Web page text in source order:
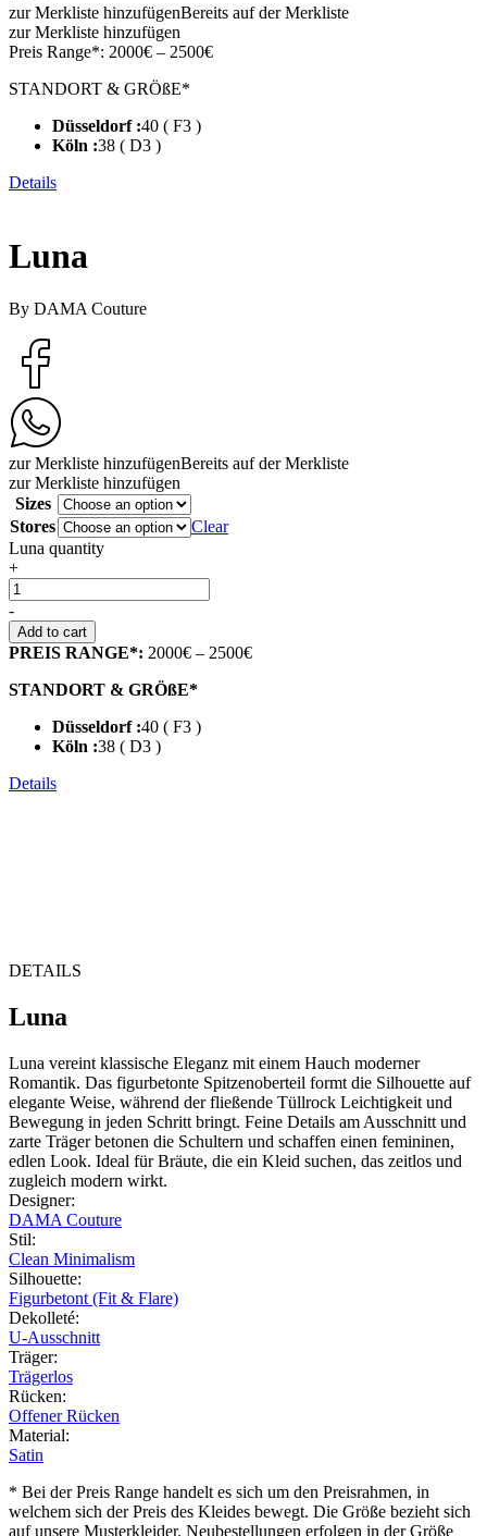
zur Merkliste hinzufügenBereits auf der Merkliste
zur Merkliste hinzufügen
Preis Range*: 2000€ – 2500€
STANDORT & GRÖßE*
Düsseldorf :40 ( F3 )
Köln :38 ( D3 )
Details
Luna
By DAMA Couture
zur Merkliste hinzufügenBereits auf der Merkliste
zur Merkliste hinzufügen
Sizes
Stores
Clear
Luna quantity
+
-
Add to cart
PREIS RANGE*: 2000€ – 2500€
STANDORT & GRÖßE*
Düsseldorf :40 ( F3 )
Köln :38 ( D3 )
Details
DETAILS
Luna
Luna vereint klassische Eleganz mit einem Hauch moderner
Romantik. Das figurbetonte Spitzenoberteil formt die Silhouette auf
elegante Weise, während der fließende Tüllrock Leichtigkeit und
Bewegung in jeden Schritt bringt. Feine Details am Ausschnitt und
zarte Träger betonen die Schultern und schaffen einen femininen,
edlen Look. Ideal für Bräute, die ein Kleid suchen, das zeitlos und
zugleich modern wirkt.
Designer:
DAMA Couture
Stil:
Clean Minimalism
Silhouette:
Figurbetont (Fit & Flare)
Dekolleté:
U-Ausschnitt
Träger:
Trägerlos
Rücken:
Offener Rücken
Material:
Satin
* Bei der Preis Range handelt es sich um den Preisrahmen, in
welchem sich der Preis des Kleides bewegt. Die Größe bezieht sich
auf unsere Musterkleider. Neubestellungen erfolgen in der Größe